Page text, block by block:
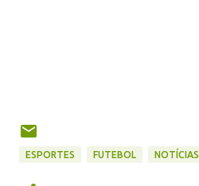
ESPORTES FUTEBOL NOTÍCIAS